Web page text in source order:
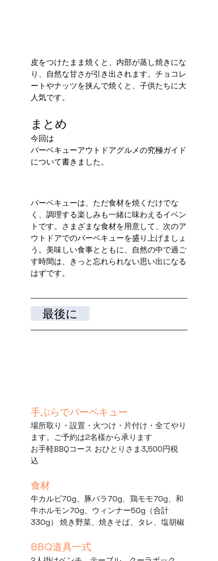
皮をつけたまま焼くと、内部が蒸し焼きにな
り、自然な甘さが引き出されます。チョコレ
ートやナッツを挟んで焼くと、子供たちに大
人気です。
まとめ
今回は
バーベキューアウトドアグルメの究極ガイド
について書きました。
バーベキューは、ただ食材を焼くだけでな
く、調理する楽しみも一緒に味わえるイベン
トです。さまざまな食材を用意して、次のア
ウトドアでのバーベキューを盛り上げましょ
う。美味しい食事とともに、自然の中で過ご
す時間は、きっと忘れられない思い出になる
はずです。
最後に
手ぶらでバーベキュー
場所取り・設置・火つけ・片付け・全てやり
ます。ご予約は2名樣から承ります
お手軽BBQコース おひとりさま3,500円税
込
食材
牛カルビ70g、豚バラ70g、鶏モモ70g、和
牛ホルモン70g、ウィンナー50g（合計
330g） 焼き野菜、焼きそば、タレ、塩胡椒
BBQ道具一式